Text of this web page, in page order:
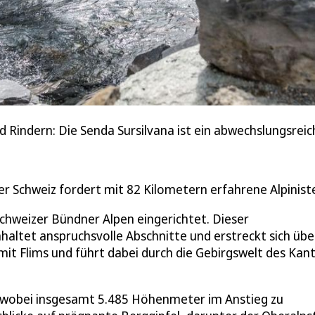
Die Senda Sursilvana ist ein
Schweiz fordert mit 82 Kilometern erfahrene
Bündner Alpen eingerichtet. Dieser
anspruchsvolle Abschnitte und erstreckt sich
Flims und führt dabei durch die Gebirgswelt des
insgesamt 5.485 Höhenmeter im Anstieg zu